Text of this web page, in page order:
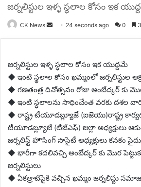
జర్నలిస్టుల ఇళ్ళ స్ధలాల కోసం ఇక
CK News
Send 24 seconds ago 0
జర్నలిస్టుల ఇళ్ళ స్ధలాల కోసం ఇక యుద్దమే
◆ ఇంటి స్థలాల కోసం ఖమ్మంలో జర్నలిస్టుల
◆ గణతంత్ర దినోత్సవం రోజు అంబేద్కర్ కు
◆ ఇంటి స్ధలాలను సాధించేంత వరకు దశల
◆ రాష్ట్ర టీయూడబ్ల్యూజే (ఐజెయు)రాష్ట్ర
టీయూడబ్ల్యూజే (టీజేఎఫ్) జిల్లా అధ్యక్షులు
జర్నలిస్ట్ హౌసింగ్ సొసైటీ అధ్యక్షులు కనకం
◆ భారీగా కదలివచ్చి అంబేద్కర్ కు మొర
జర్నలిస్టులు
◆ ఏకత్రాటిపైకి వచ్చిన ఖమ్మం జర్నలిస్టు